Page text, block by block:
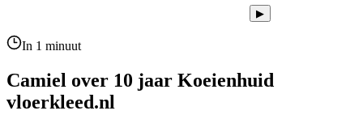
▶
In 1 minuut
Camiel over 10 jaar Koeienhuid
vloerkleed.nl